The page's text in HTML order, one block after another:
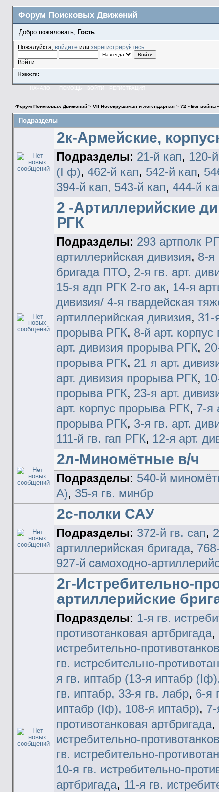
Форум Поисковых Движений
Добро пожаловать, Гость
Пожалуйста, войдите или зарегистрируйтесь.
Войти
Новости:
НАЧАЛО ПОМОЩЬ ВОЙТИ РЕГИСТРАЦИЯ
Форум Поисковых Движений> VII-Несокрушимая и легендарная> 72-«Бог
Подразделы
2к-Армейские,
Подразделы: 21-й кап, 120-
(I ф), 462-й кап, 542-й кап,
394-й кап, 543-й кап, 444-й
2 -Артиллерийские
РГК
Подразделы: 293 артполк
артиллерийская дивизия, 8-я
бригада ПТО, 2-я гв. арт.
15-я адп РГК 2-го ак, 14-я
дивизия/ 4-я гвардейская
артиллерийская дивизия, 31-
прорыва РГК, 8-й арт.
арт. дивизия прорыва РГК,
прорыва РГК, 21-я арт.
арт. дивизия прорыва РГК,
прорыва РГК, 23-я арт.
арт. корпус прорыва РГК, 7-я
прорыва РГК, 3-я гв. арт.
111-й гв. гап РГК, 12-я арт.
2л-Миномётные в/ч
Подразделы: 540-й
А), 35-я гв. минбр
2с-полки САУ
Подразделы: 372-й гв. сап,
артиллерийская бригада,
927-й самоходно-
2г-Истребительно-
артиллерийские
Подразделы: 1-я гв.
противотанковая артбригада,
истребительно-
гв. истребительно-
я гв. иптабр (13-я иптабр
гв. иптабр, 33-я гв. лабр, 6-я
иптабр (Iф), 108-я иптабр),
противотанковая артбригада,
истребительно-
гв. истребительно-
10-я гв. истребительно-
артбригада, 11-я гв.